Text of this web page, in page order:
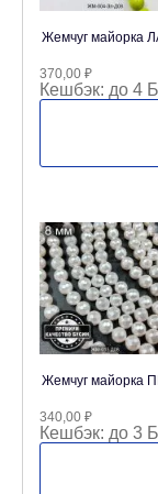
Жемчуг майорка
370,00 ₽
Кешбэк: до 4
Жемчуг майорка
340,00 ₽
Кешбэк: до 3